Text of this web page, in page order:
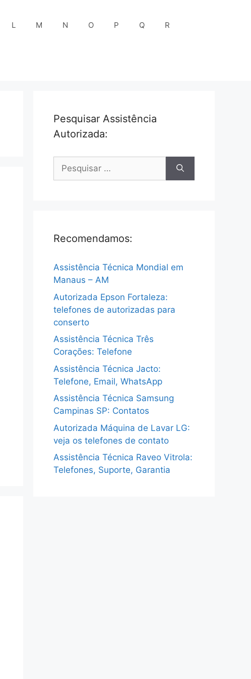
L M N O P Q R
Pesquisar Assistência
Autorizada:
Pesquisar
Recomendamos:
Assistência Técnica Mondial em
Manaus – AM
Autorizada Epson Fortaleza:
telefones de autorizadas para
conserto
Assistência Técnica Três
Corações: Telefone
Assistência Técnica Jacto:
Telefone, Email, WhatsApp
Assistência Técnica Samsung
Campinas SP: Contatos
Autorizada Máquina de Lavar LG:
veja os telefones de contato
Assistência Técnica Raveo Vitrola:
Telefones, Suporte, Garantia